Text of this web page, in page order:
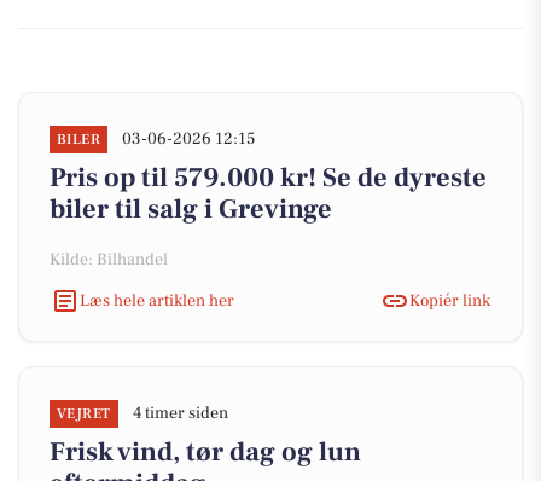
BILER 03-06-2026 12:15
Pris op til 579.000 kr! Se de dyreste
biler til salg i Grevinge
Kilde: Bilhandel
Læs hele artiklen her
Kopiér link
VEJRET 4 timer siden
Frisk vind, tør dag og lun